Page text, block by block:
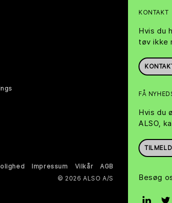
KONTAKT
Hvis du
tøv ikke
FÅ
Hvis du
ALSO,
Besøg
Impressum Vilkår
AGB
© 2026 ALSO A/S